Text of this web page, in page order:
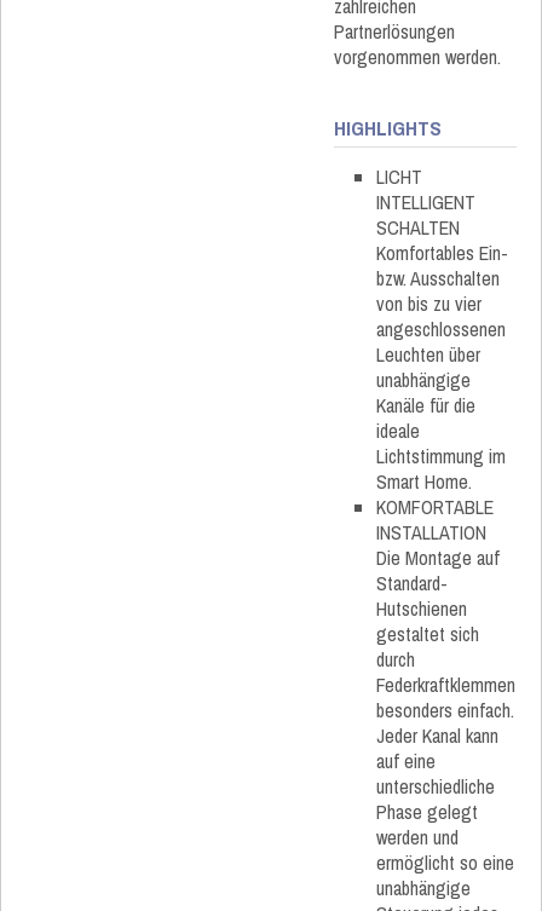
zahlreichen
Partnerlösungen
vorgenommen werden.
HIGHLIGHTS
LICHT
INTELLIGENT
SCHALTEN
Komfortables Ein-
bzw. Ausschalten
von bis zu vier
angeschlossenen
Leuchten über
unabhängige
Kanäle für die
ideale
Lichtstimmung im
Smart Home.
KOMFORTABLE
INSTALLATION
Die Montage auf
Standard-
Hutschienen
gestaltet sich
durch
Federkraftklemmen
besonders einfach.
Jeder Kanal kann
auf eine
unterschiedliche
Phase gelegt
werden und
ermöglicht so eine
unabhängige